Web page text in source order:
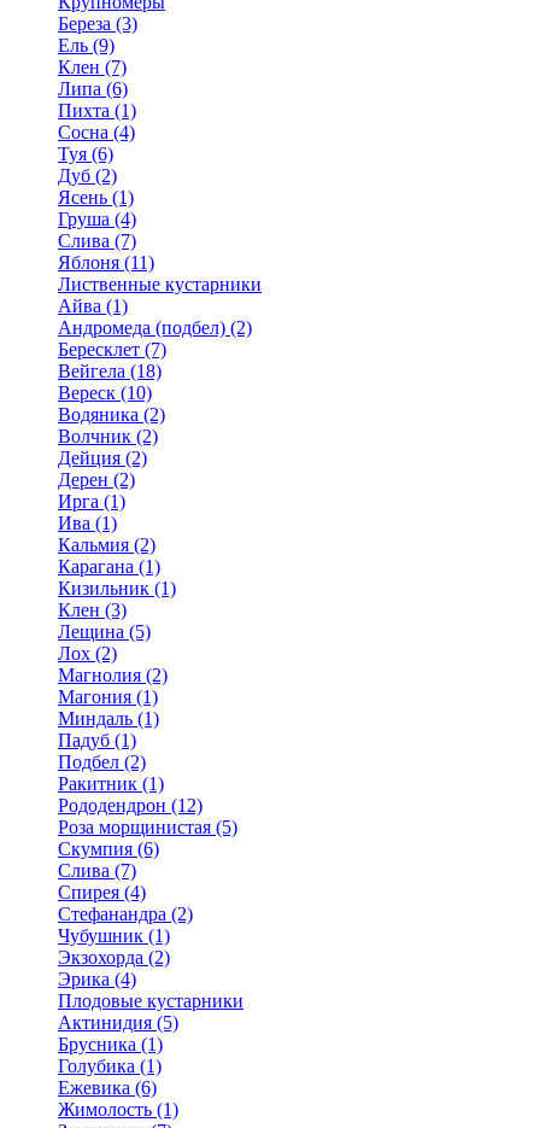
Береза (3)
Ель (9)
Клен (7)
Липа (6)
Пихта (1)
Сосна (4)
Туя (6)
Дуб (2)
Ясень (1)
Груша (4)
Слива (7)
Яблоня (11)
Лиственные кустарники
Айва (1)
Андромеда (подбел) (2)
Бересклет (7)
Вейгела (18)
Вереск (10)
Водяника (2)
Волчник (2)
Дейция (2)
Дерен (2)
Ирга (1)
Ива (1)
Кальмия (2)
Карагана (1)
Кизильник (1)
Клен (3)
Лещина (5)
Лох (2)
Магнолия (2)
Магония (1)
Миндаль (1)
Падуб (1)
Подбел (2)
Ракитник (1)
Рододендрон (12)
Роза морщинистая (5)
Скумпия (6)
Слива (7)
Спирея (4)
Стефанандра (2)
Чубушник (1)
Экзохорда (2)
Эрика (4)
Плодовые кустарники
Актинидия (5)
Брусника (1)
Голубика (1)
Ежевика (6)
Жимолость (1)